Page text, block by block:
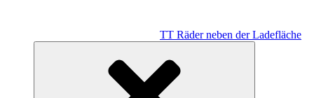
TT Räder neben der Ladefläche